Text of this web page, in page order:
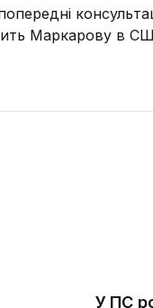
Маркарову в
У ПС